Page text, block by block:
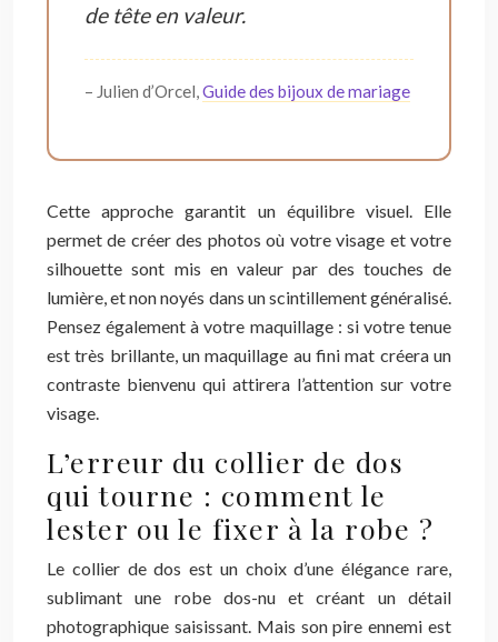
de tête en valeur.
– Julien d’Orcel,Guide des bijoux de mariage
Cette approche garantit un équilibre visuel. Elle
permet de créer des photos où votre visage et votre
silhouette sont mis en valeur par des touches de
lumière, et non noyés dans un scintillement généralisé.
Pensez également à votre maquillage : si votre tenue
est très brillante, un maquillage au fini mat créera un
contraste bienvenu qui attirera l’attention sur votre
visage.
L’erreur du collier de dos
qui tourne : comment le
lester ou le fixer à la robe ?
Le collier de dos est un choix d’une élégance rare,
sublimant une robe dos-nu et créant un détail
photographique saisissant. Mais son pire ennemi est